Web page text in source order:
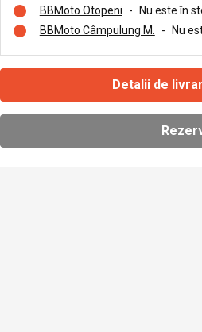
BBMoto Otopeni
-
Nu este în
BBMoto Câmpulung M.
- Nu
Detalii de